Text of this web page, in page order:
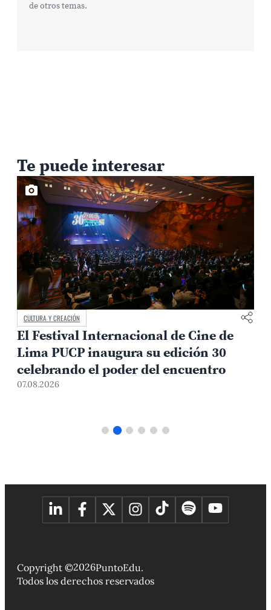
de otros temas.
Te puede interesar
CULTURA Y CREACIÓN
El Festival Internacional de Cine de
Lima PUCP inaugura su edición 30
celebrando el poder del encuentro
07.08.2026
Copyright ©2026PuntoEdu.
Todos los derechos reservados